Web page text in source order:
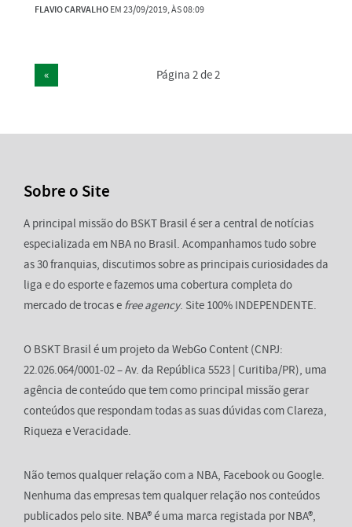
FLAVIO CARVALHOEM 23/09/2019, ÀS 08:09
Página 2 de 2
«
Sobre o Site
A principal missão do BSKT Brasil é ser a central de notícias
especializada em NBA no Brasil. Acompanhamos tudo sobre
as 30 franquias, discutimos sobre as principais curiosidades da
liga e do esporte e fazemos uma cobertura completa do
mercado de trocas e free agency. Site 100% INDEPENDENTE.
O BSKT Brasil é um projeto da WebGo Content (CNPJ:
22.026.064/0001-02 – Av. da República 5523 | Curitiba/PR), uma
agência de conteúdo que tem como principal missão gerar
conteúdos que respondam todas as suas dúvidas com Clareza,
Riqueza e Veracidade.
Não temos qualquer relação com a NBA, Facebook ou Google.
Nenhuma das empresas tem qualquer relação nos conteúdos
publicados pelo site. NBA® é uma marca registada por NBA®,